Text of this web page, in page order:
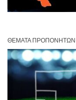
ΘΈΜΑΤΑ ΠΡΟΠΟΝΗΤΏΝ